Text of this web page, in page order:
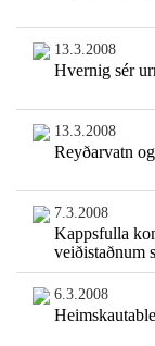
13.3.2008
Hvernig sér
13.3.2008
Reyðarvatn
7.3.2008
Kappsfulla
veiðistaðnum
6.3.2008